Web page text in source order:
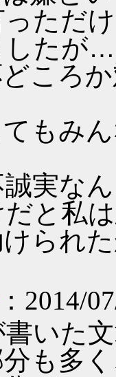
ただ
したが…
ころ
もみ
実な
と私
けられ
：2014/
いた
も多